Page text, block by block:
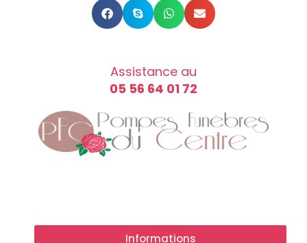
Assistance au
05 56 64 01 72
Informations